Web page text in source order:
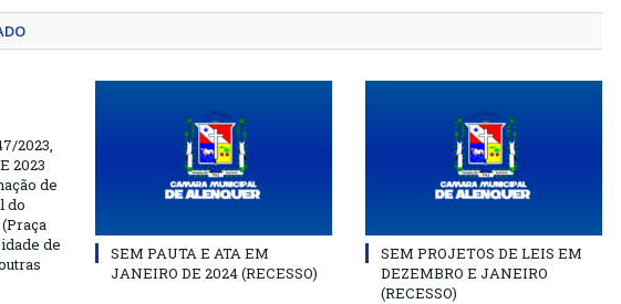
2023,
2023
de
do
de
SEM PAUTA E ATA EM
JANEIRO DE 2024 (RECESSO)
SEM PROJETOS DE LEIS EM
DEZEMBRO E JANEIRO
(RECESSO)